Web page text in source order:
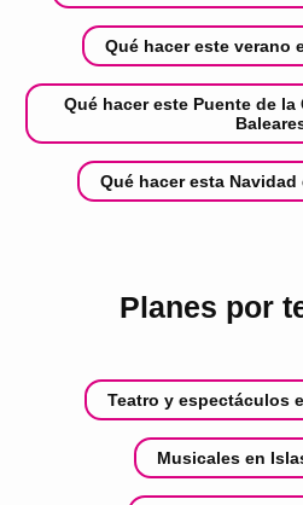
Qué hacer este verano
Qué hacer este Puente de
Qué hacer esta Navidad
Planes por
Teatro y espectáculos
Musicales en